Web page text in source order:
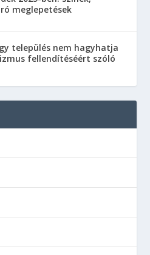
meglepetések
település nem hagyhatja
fellendítéséért szóló